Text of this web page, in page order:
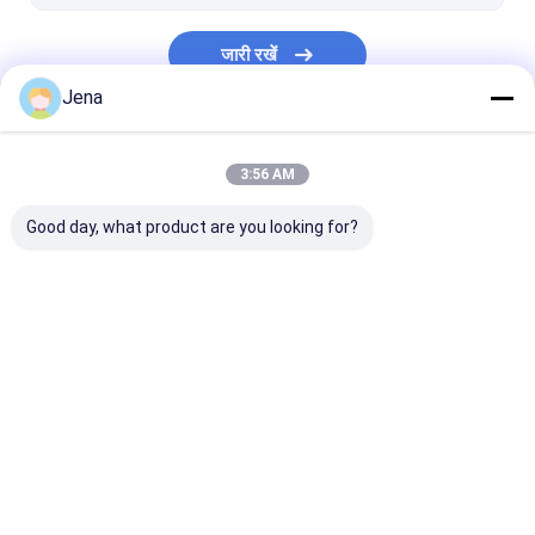
5G सिग्नल जामर ब्लॉकर जारी रखें
Jena
3:56 AM
Good day, what product are you looking for?